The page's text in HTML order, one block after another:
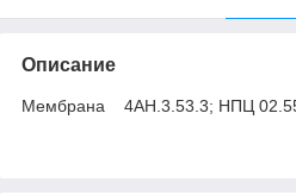
Описание
Мембрана 4АН.3.53.3; НПЦ